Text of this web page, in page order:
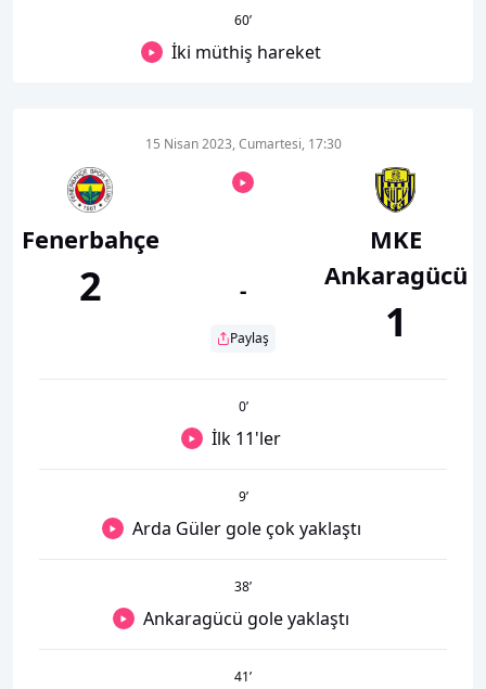
60’
İki müthiş hareket
Fenerbahçe
2
15 Nisan 2023, Cumartesi, 17:30
-
Paylaş
MKE
Ankaragücü
1
0’
İlk 11'ler
9’
Arda Güler gole çok yaklaştı
38’
Ankaragücü gole yaklaştı
41’